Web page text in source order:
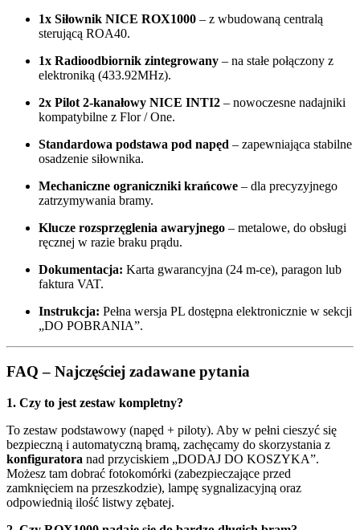
1x Siłownik NICE ROX1000 – z wbudowaną centralą
sterującą ROA40.
1x Radioodbiornik zintegrowany – na stałe połączony z
elektroniką (433.92MHz).
2x Pilot 2-kanałowy NICE INTI2 – nowoczesne nadajniki
kompatybilne z Flor / One.
Standardowa podstawa pod napęd – zapewniająca stabilne
osadzenie siłownika.
Mechaniczne ograniczniki krańcowe – dla precyzyjnego
zatrzymywania bramy.
Klucze rozsprzęglenia awaryjnego – metalowe, do obsługi
ręcznej w razie braku prądu.
Dokumentacja: Karta gwarancyjna (24 m-ce), paragon lub
faktura VAT.
Instrukcja: Pełna wersja PL dostępna elektronicznie w sekcji
„DO POBRANIA”.
FAQ – Najczęściej zadawane pytania
1. Czy to jest zestaw kompletny?
To zestaw podstawowy (napęd + piloty). Aby w pełni cieszyć się
bezpieczną i automatyczną bramą, zachęcamy do skorzystania z
konfiguratora nad przyciskiem „DODAJ DO KOSZYKA”.
Możesz tam dobrać fotokomórki (zabezpieczające przed
zamknięciem na przeszkodzie), lampę sygnalizacyjną oraz
odpowiednią ilość listwy zębatej.